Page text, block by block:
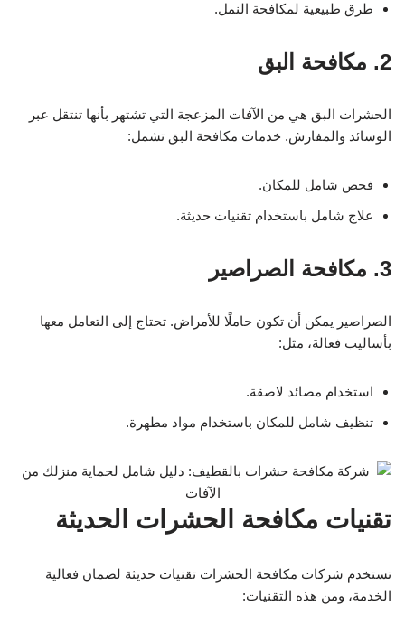
طرق طبيعية لمكافحة النمل.
2. مكافحة البق
الحشرات البق هي من الآفات المزعجة التي تشتهر بأنها تنتقل عبر
الوسائد والمفارش. خدمات مكافحة البق تشمل:
فحص شامل للمكان.
علاج شامل باستخدام تقنيات حديثة.
3. مكافحة الصراصير
الصراصير يمكن أن تكون حاملًا للأمراض. تحتاج إلى التعامل معها
بأساليب فعالة، مثل:
استخدام مصائد لاصقة.
تنظيف شامل للمكان باستخدام مواد مطهرة.
تقنيات مكافحة الحشرات الحديثة
تستخدم شركات مكافحة الحشرات تقنيات حديثة لضمان فعالية
الخدمة، ومن هذه التقنيات: